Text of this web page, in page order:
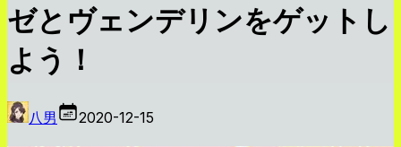
ゼとヴェンデリンをゲットし
よう！
八男 2020-12-15